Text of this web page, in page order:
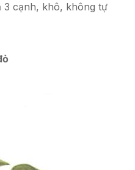
3 cạnh, khô, không tự